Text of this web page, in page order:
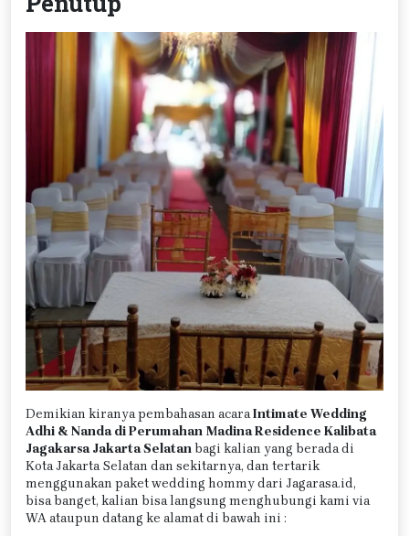
Demikian kiranya pembahasan acaraIntimate Wedding
Adhi & Nanda di Perumahan Madina Residence Kalibata
Jagakarsa Jakarta Selatanbagi kalian yang berada di
Kota Jakarta Selatan dan sekitarnya, dan tertarik
menggunakan paket wedding hommy dari Jagarasa.id,
bisa banget, kalian bisa langsung menghubungi kami via
WA ataupun datang ke alamat di bawah ini :